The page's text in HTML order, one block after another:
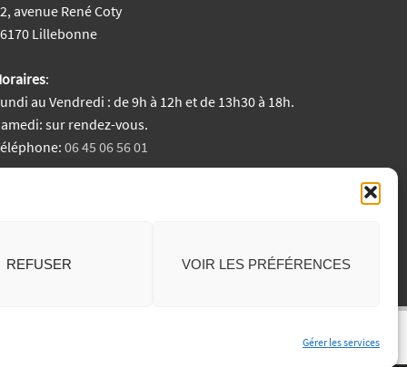
Gérer les services
REFUSER VOIR LES PRÉFÉRENCES
avenue René Coty
Lillebonne
:
au Vendredi : de 9h à 12h et de 13h30 à 18h.
sur rendez-vous.
06 45 06 56 01